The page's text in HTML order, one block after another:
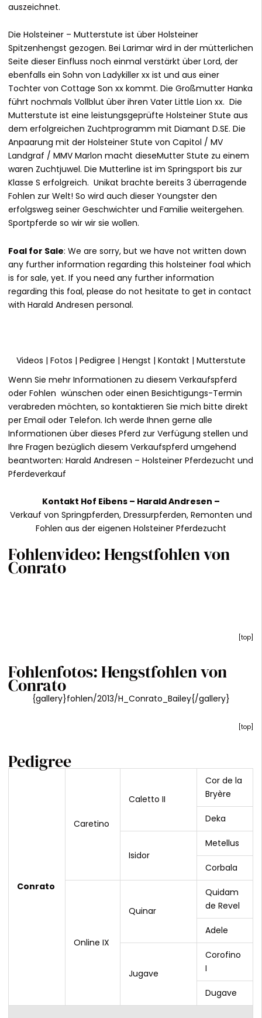
auszeichnet.
Die Holsteiner – Mutterstute ist über Holsteiner
Spitzenhengst gezogen. Bei Larimar wird in der mütterlichen
Seite dieser Einfluss noch einmal verstärkt über Lord, der
ebenfalls ein Sohn von Ladykiller xx ist und aus einer
Tochter von Cottage Son xx kommt. Die Großmutter Hanka
führt nochmals Vollblut über ihren Vater Little Lion xx. Die
Mutterstute ist eine leistungsgeprüfte Holsteiner Stute aus
dem erfolgreichen Zuchtprogramm mit Diamant D.SE. Die
Anpaarung mit der Holsteiner Stute von Capitol / MV
Landgraf / MMV Marlon macht dieseMutter Stute zu einem
waren Zuchtjuwel. Die Mutterline ist im Springsport bis zur
Klasse S erfolgreich. Unikat brachte bereits 3 überragende
Fohlen zur Welt! So wird auch dieser Youngster den
erfolgsweg seiner Geschwichter und Familie weitergehen.
Sportpferde so wir wir sie wollen.
Foal for Sale: We are sorry, but we have not written down
any further information regarding this holsteiner foal which
is for sale, yet. If you need any further information
regarding this foal, please do not hesitate to get in contact
with Harald Andresen personal.
Videos | Fotos | Pedigree | Hengst | Kontakt | Mutterstute
Wenn Sie mehr Informationen zu diesem Verkaufspferd
oder Fohlen wünschen oder einen Besichtigungs-Termin
verabreden möchten, so kontaktieren Sie mich bitte direkt
per Email oder Telefon. Ich werde Ihnen gerne alle
Informationen über dieses Pferd zur Verfügung stellen und
Ihre Fragen bezüglich diesem Verkaufspferd umgehend
beantworten: Harald Andresen – Holsteiner Pferdezucht und
Pferdeverkauf
Kontakt Hof Eibens – Harald Andresen –
Verkauf von Springpferden, Dressurpferden, Remonten und
Fohlen aus der eigenen Holsteiner Pferdezucht
Fohlenvideo: Hengstfohlen von
Conrato
top
Fohlenfotos: Hengstfohlen von
Conrato
{gallery}fohlen/2013/H_Conrato_Bailey{/gallery}
top
Pedigree
Conrato
Caretino
Caletto II
Cor de la
Bryère
Deka
Isidor
Metellus
Corbala
Online IX
Quinar
Quidam
de Revel
Adele
Jugave
Corofino
I
Dugave